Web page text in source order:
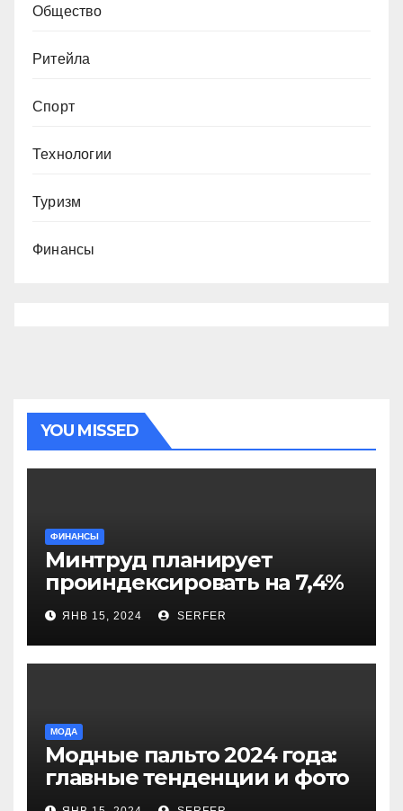
Общество
Ритейла
Спорт
Технологии
Туризм
Финансы
YOU MISSED
ФИНАНСЫ
Минтруд планирует
проиндексировать на 7,4%
более 40 выплат и
компенсаций
ЯНВ 15, 2024 SERFER
МОДА
Модные пальто 2024 года:
главные тенденции и фото
новинок